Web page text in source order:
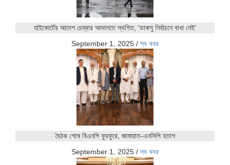
হাইকোর্টের আদেশ চেম্বার আদালতে স্থগিত, 'ডাকসু নির্বাচনে বাধা নেই'
September 1, 2025 / সব খবর
বৈঠক শেষে বিএনপি ফুরফুরে, জামায়াত-এনসিপি হতাশ
September 1, 2025 / সব খবর